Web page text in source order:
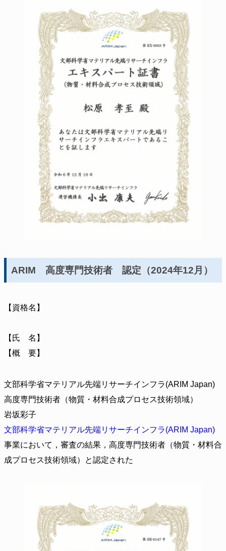
ARIM 高度専門技術者 認定（2024年12月）
【資格名】
【氏 名】
【概 要】
文部科学省マテリアル先端リサーチインフラ(ARIM Japan)
高度専門技術者（物質・材料合成プロセス技術領域）
岩坂彩子
文部科学省マテリアル先端リサーチインフラ(ARIM Japan)
事業において，審査の結果，高度専門技術者（物質・材料合
成プロセス技術領域）と認定された